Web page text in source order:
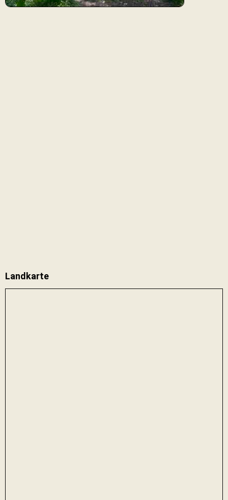
Landkarte